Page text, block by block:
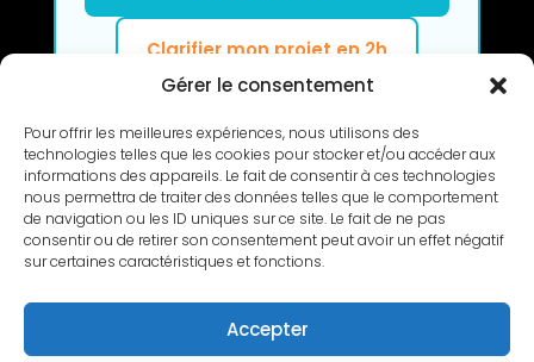
Gérer le consentement
Pour offrir les meilleures expériences, nous utilisons des
technologies telles que les cookies pour stocker et/ou accéder aux
informations des appareils. Le fait de consentir à ces technologies
nous permettra de traiter des données telles que le comportement
de navigation ou les ID uniques sur ce site. Le fait de ne pas
consentir ou de retirer son consentement peut avoir un effet négatif
sur certaines caractéristiques et fonctions.
Accepter
Clarifier mon projet en 2h
RETOUR